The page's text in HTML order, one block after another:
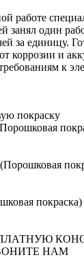
работе
занял один
за единицу.
коррозии и
к
покраску
НАМ